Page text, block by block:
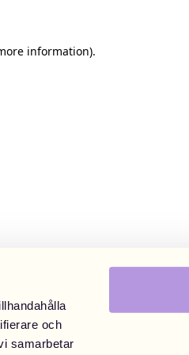
och
samarbetar
information).